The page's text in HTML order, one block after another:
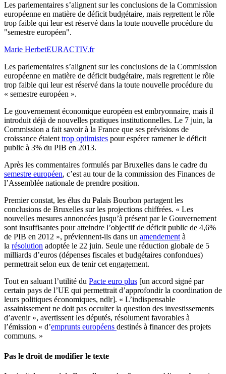
Les parlementaires s’alignent sur les conclusions de la Commission
européenne en matière de déficit budgétaire, mais regrettent le rôle
trop faible qui leur est réservé dans la toute nouvelle procédure du
"semestre européen".
Marie HerbetEURACTIV.fr
Les parlementaires s’alignent sur les conclusions de la Commission
européenne en matière de déficit budgétaire, mais regrettent le rôle
trop faible qui leur est réservé dans la toute nouvelle procédure du
« semestre européen ».
Le gouvernement économique européen est embryonnaire, mais il
introduit déjà de nouvelles pratiques institutionnelles. Le 7 juin, la
Commission a fait savoir à la France que ses prévisions de
croissance étaient trop optimistes pour espérer ramener le déficit
public à 3% du PIB en 2013.
Après les commentaires formulés par Bruxelles dans le cadre du
semestre européen, c’est au tour de la commission des Finances de
l’Assemblée nationale de prendre position.
Premier constat, les élus du Palais Bourbon partagent les
conclusions de Bruxelles sur les projections chiffrées. « Les
nouvelles mesures annoncées jusqu’à présent par le Gouvernement
sont insuffisantes pour atteindre l’objectif de déficit public de 4,6%
de PIB en 2012 », préviennent-ils dans un amendement à
la résolution adoptée le 22 juin. Seule une réduction globale de 5
milliards d’euros (dépenses fiscales et budgétaires confondues)
permettrait selon eux de tenir cet engagement.
Tout en saluant l’utilité du Pacte euro plus [un accord signé par
certain pays de l’UE qui permettrait d’approfondir la coordination de
leurs politiques économiques, ndlr]. « L’indispensable
assainissement ne doit pas occulter la question des investissements
d’avenir », avertissent les députés, résolument favorables à
l’émission « d’emprunts européens destinés à financer des projets
communs. »
Pas le droit de modifier le texte